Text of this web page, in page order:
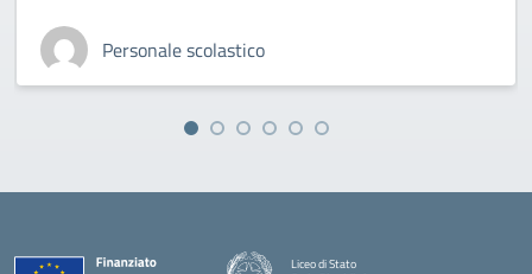
Personale scolastico
Liceo di Stato